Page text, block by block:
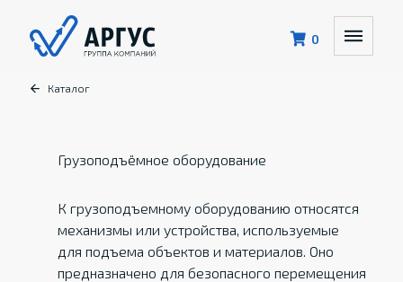
0
Каталог
Грузоподъёмное оборудование
К грузоподъемному оборудованию относятся
механизмы или устройства, используемые
для подъема объектов и материалов. Оно
предназначено для безопасного перемещения